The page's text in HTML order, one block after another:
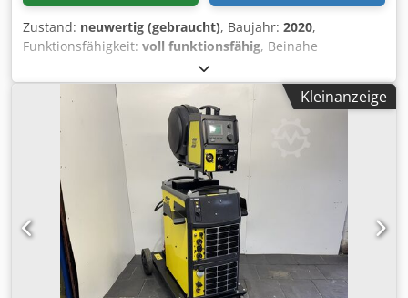
Zustand: neuwertig (gebraucht), Baujahr: 2020,
Funktionsfähigkeit: voll funktionsfähig, Beinahe
neuwertige Maschine. Es wurden insgesamt nur 2 Rollen
Schweißdraht damit verbraucht. Sie befindet sich in
einwandfreiem Zustand und diente als Reservegerät.
Chedpfx Asyxf R Sefdsa
Kleinanzeige